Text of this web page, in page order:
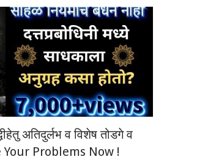
अतिदुर्लभ व विशेष तोडगे व
Your Problems Now !